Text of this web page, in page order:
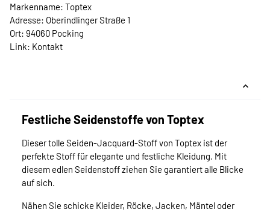
Markenname: Toptex
Adresse: Oberindlinger Straße 1
Ort: 94060 Pocking
Link: Kontakt
Festliche Seidenstoffe von Toptex
Dieser tolle Seiden-Jacquard-Stoff von Toptex ist der
perfekte Stoff für elegante und festliche Kleidung. Mit
diesem edlen Seidenstoff ziehen Sie garantiert alle Blicke
auf sich.
Nähen Sie schicke Kleider, Röcke, Jacken, Mäntel oder